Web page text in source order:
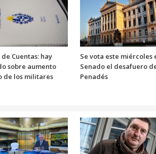
Cuentas: hay
sobre aumento
de los militares
Se vota este miércoles
Senado el desafuero
Penadés